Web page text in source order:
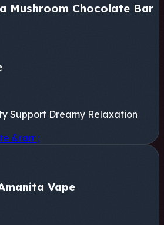
Mushroom Chocolate Bar
Support Dreamy Relaxation
&rarr ;
Vape